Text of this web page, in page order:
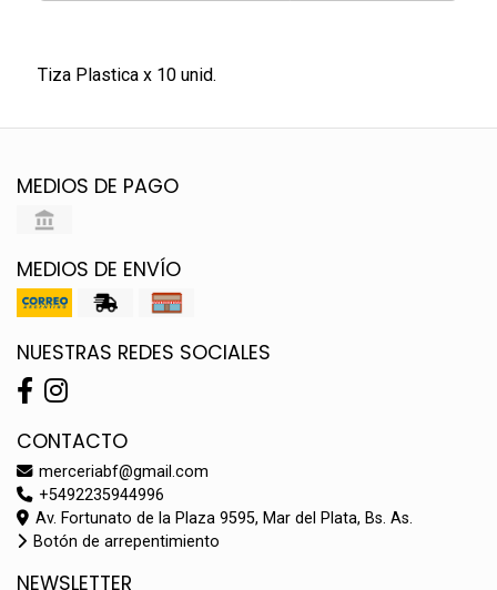
Tiza Plastica x 10 unid.
MEDIOS DE PAGO
MEDIOS DE ENVÍO
NUESTRAS REDES SOCIALES
CONTACTO
merceriabf@gmail.com
+5492235944996
Av. Fortunato de la Plaza 9595, Mar del Plata, Bs. As.
Botón de arrepentimiento
NEWSLETTER